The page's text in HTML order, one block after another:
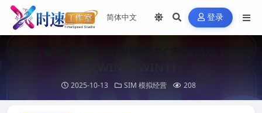
登录
2025-10-13 SIM 模拟经营 208